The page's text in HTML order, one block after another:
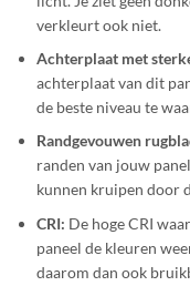
verkleurt ook niet.
Achterplaat met
achterplaat van dit
de beste niveau te
Randgevouwen
randen van jouw
kunnen kruipen door
CRI: De hoge CRI
paneel de kleuren
daarom dan ook